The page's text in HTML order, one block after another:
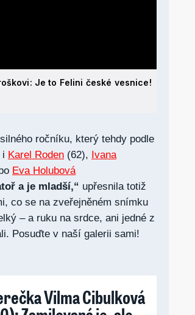
Je to Felini české vesnice!
ročníku, který tehdy podle
i Karel Roden (62), Ivana
Eva Holubová
a je mladší,“ upřesnila totiž
co se na zveřejněném snímku
– a ruku na srdce, ani jedné z
Posuďte v naší galerii sami!
Vilma Cibulková